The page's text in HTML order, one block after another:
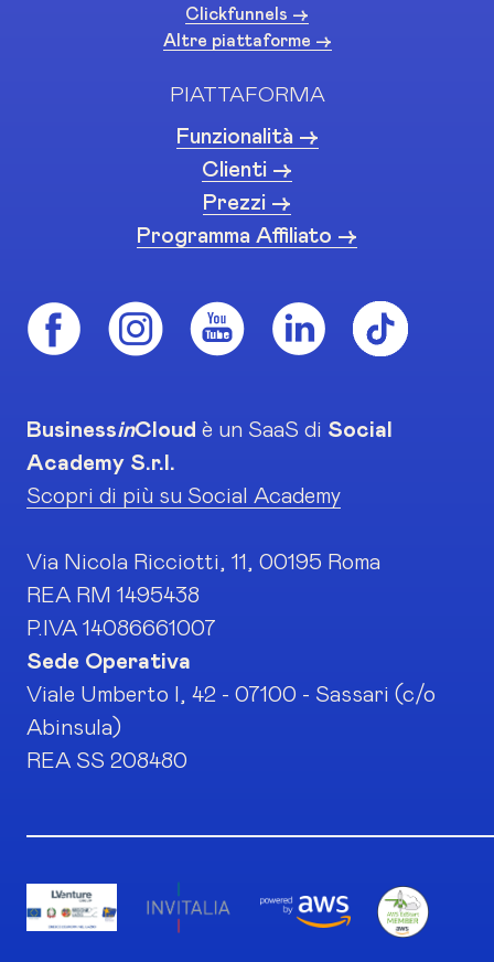
Clickfunnels ->
Altre piattaforme ->
PIATTAFORMA
Funzionalità ->
Clienti ->
Prezzi ->
Programma Affiliato ->
BusinessinCloud è un SaaS di Social
Academy S.r.l.
Scopri di più su Social Academy
Via Nicola Ricciotti, 11, 00195 Roma
REA RM 1495438
P.IVA 14086661007
Sede Operativa
Viale Umberto I, 42 - 07100 - Sassari (c/o
Abinsula)
REA SS 208480